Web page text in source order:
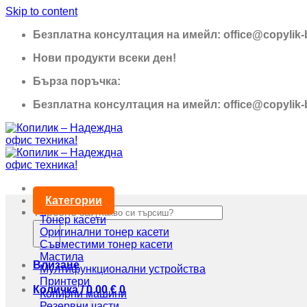
Skip to content
Безплатна консултация на имейл:
Нови продукти всеки ден!
Бърза поръчка:
Безплатна консултация на имейл:
Търсене за:
Влизане
Количка /0,00€ 0
Категории
Тонер касети
Оригинални тонер касети
Съвместими тонер касети
Мастила
Мултифункционални устройства
Принтери
Копирни машини